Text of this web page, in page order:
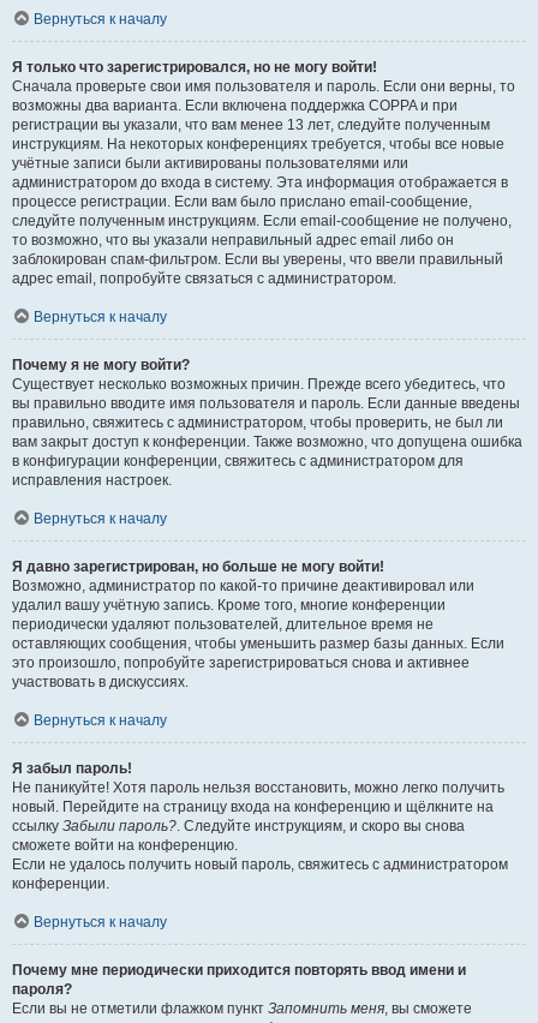
Вернуться к началу
Я только что зарегистрировался, но не могу войти!
Сначала проверьте свои имя пользователя и пароль. Если они верны, то
возможны два варианта. Если включена поддержка COPPA и при
регистрации вы указали, что вам менее 13 лет, следуйте полученным
инструкциям. На некоторых конференциях требуется, чтобы все новые
учётные записи были активированы пользователями или
администратором до входа в систему. Эта информация отображается в
процессе регистрации. Если вам было прислано email-сообщение,
следуйте полученным инструкциям. Если email-сообщение не получено,
то возможно, что вы указали неправильный адрес email либо он
заблокирован спам-фильтром. Если вы уверены, что ввели правильный
адрес email, попробуйте связаться с администратором.
Вернуться к началу
Почему я не могу войти?
Существует несколько возможных причин. Прежде всего убедитесь, что
вы правильно вводите имя пользователя и пароль. Если данные введены
правильно, свяжитесь с администратором, чтобы проверить, не был ли
вам закрыт доступ к конференции. Также возможно, что допущена ошибка
в конфигурации конференции, свяжитесь с администратором для
исправления настроек.
Вернуться к началу
Я давно зарегистрирован, но больше не могу войти!
Возможно, администратор по какой-то причине деактивировал или
удалил вашу учётную запись. Кроме того, многие конференции
периодически удаляют пользователей, длительное время не
оставляющих сообщения, чтобы уменьшить размер базы данных. Если
это произошло, попробуйте зарегистрироваться снова и активнее
участвовать в дискуссиях.
Вернуться к началу
Я забыл пароль!
Не паникуйте! Хотя пароль нельзя восстановить, можно легко получить
новый. Перейдите на страницу входа на конференцию и щёлкните на
ссылку Забыли пароль?. Следуйте инструкциям, и скоро вы снова
сможете войти на конференцию.
Если не удалось получить новый пароль, свяжитесь с администратором
конференции.
Вернуться к началу
Почему мне периодически приходится повторять ввод имени и
пароля?
Если вы не отметили флажком пункт Запомнить меня, вы сможете